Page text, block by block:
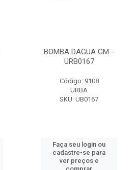
BOMBA DAGUA GM -
URB0167
Código: 9108
URBA
SKU: UB0167
Faça seu login ou
cadastre-se para
ver preços e